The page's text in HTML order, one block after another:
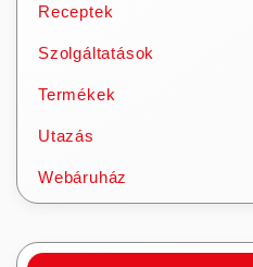
Receptek
Szolgáltatások
Termékek
Utazás
Webáruház